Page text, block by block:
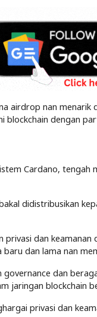
airdrop nan
dengan
Cardano, tengah
didistribusikan
dan
dan lama nan
governance dan
jaringan blockchain
privasi dan